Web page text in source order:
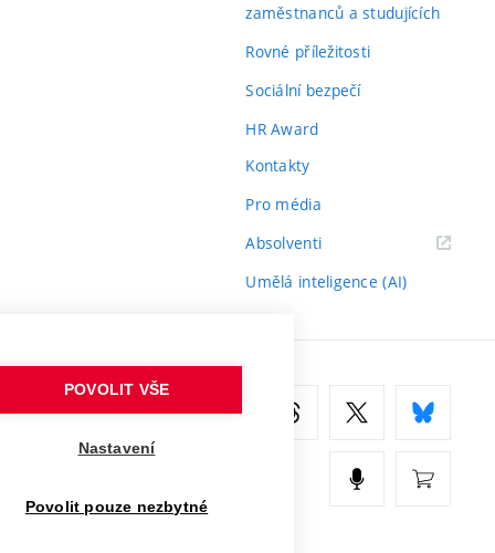
zaměstnanců a studujících
Rovné příležitosti
Sociální bezpečí
HR Award
Kontakty
Pro média
Absolventi(externí
Umělá inteligence (AI)
POVOLIT VŠE
Nastavení
Povolit pouze nezbytné